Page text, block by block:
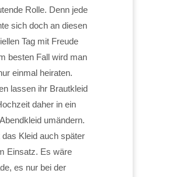
Rolle. Denn jede
sich doch an diesen
Tag mit Freude
besten Fall wird man
einmal heiraten.
lassen ihr Brautkleid
daher in ein
umändern.
Kleid auch später
Einsatz. Es wäre
es nur bei der